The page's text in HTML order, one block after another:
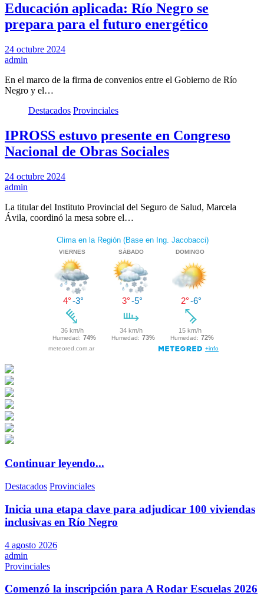
Educación aplicada: Río Negro se
prepara para el futuro energético
24 octubre 2024
admin
En el marco de la firma de convenios entre el Gobierno de Río
Negro y el…
Destacados Provinciales
IPROSS estuvo presente en Congreso
Nacional de Obras Sociales
24 octubre 2024
admin
La titular del Instituto Provincial del Seguro de Salud, Marcela
Ávila, coordinó la mesa sobre el…
Continuar leyendo...
Destacados Provinciales
Inicia una etapa clave para adjudicar 100 viviendas
inclusivas en Río Negro
4 agosto 2026
admin
Provinciales
Comenzó la inscripción para A Rodar Escuelas 2026